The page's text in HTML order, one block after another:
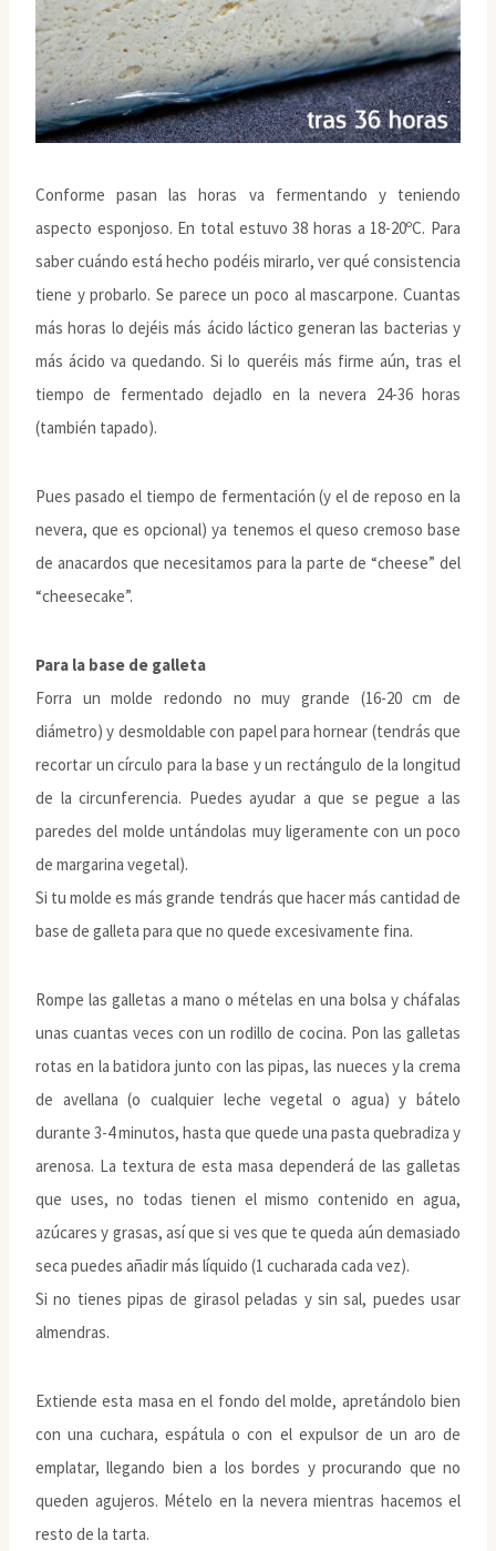
Conforme pasan las horas va fermentando y teniendo
aspecto esponjoso. En total estuvo 38 horas a 18-20ºC. Para
saber cuándo está hecho podéis mirarlo, ver qué consistencia
tiene y probarlo. Se parece un poco al mascarpone. Cuantas
más horas lo dejéis más ácido láctico generan las bacterias y
más ácido va quedando. Si lo queréis más firme aún, tras el
tiempo de fermentado dejadlo en la nevera 24-36 horas
(también tapado).
Pues pasado el tiempo de fermentación (y el de reposo en la
nevera, que es opcional) ya tenemos el queso cremoso base
de anacardos que necesitamos para la parte de “cheese” del
“cheesecake”.
Para la base de galleta
Forra un molde redondo no muy grande (16-20 cm de
diámetro) y desmoldable con papel para hornear (tendrás que
recortar un círculo para la base y un rectángulo de la longitud
de la circunferencia. Puedes ayudar a que se pegue a las
paredes del molde untándolas muy ligeramente con un poco
de margarina vegetal).
Si tu molde es más grande tendrás que hacer más cantidad de
base de galleta para que no quede excesivamente fina.
Rompe las galletas a mano o mételas en una bolsa y cháfalas
unas cuantas veces con un rodillo de cocina. Pon las galletas
rotas en la batidora junto con las pipas, las nueces y la crema
de avellana (o cualquier leche vegetal o agua) y bátelo
durante 3-4 minutos, hasta que quede una pasta quebradiza y
arenosa. La textura de esta masa dependerá de las galletas
que uses, no todas tienen el mismo contenido en agua,
azúcares y grasas, así que si ves que te queda aún demasiado
seca puedes añadir más líquido (1 cucharada cada vez).
Si no tienes pipas de girasol peladas y sin sal, puedes usar
almendras.
Extiende esta masa en el fondo del molde, apretándolo bien
con una cuchara, espátula o con el expulsor de un aro de
emplatar, llegando bien a los bordes y procurando que no
queden agujeros. Mételo en la nevera mientras hacemos el
resto de la tarta.